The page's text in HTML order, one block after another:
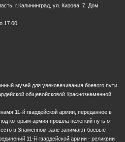
г.Калининград, ул. Кирова, 7, Дом
17.00.
музей для увековечивания боевого пути
общевойсковой Краснознаменной
11-й гвардейской армии, переданное в
которым армия прошла нелегкий путь от
в Знаменном зале занимают боевые
11-й гвардейской армии - реликвии